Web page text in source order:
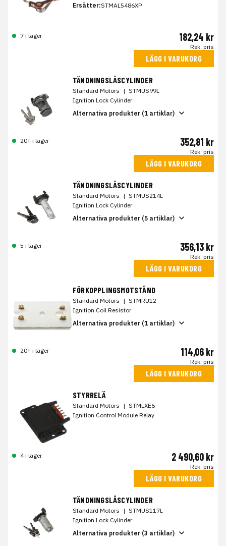
Ersätter:STMAL5486XP
7 i lager 182,24 kr
Rek. pris
LÄGG I VARUKORG
TÄNDNINGSLÅSCYLINDER
Standard Motors | STMUS99L
Ignition Lock Cylinder
Alternativa produkter (1 artiklar)
20+ i lager 352,81 kr
Rek. pris
LÄGG I VARUKORG
TÄNDNINGSLÅSCYLINDER
Standard Motors | STMUS214L
Ignition Lock Cylinder
Alternativa produkter (5 artiklar)
5 i lager 356,13 kr
Rek. pris
LÄGG I VARUKORG
FÖRKOPPLINGSMOTSTÅND
Standard Motors | STMRU12
Ignition Coil Resistor
Alternativa produkter (1 artiklar)
20+ i lager 114,06 kr
Rek. pris
LÄGG I VARUKORG
STYRRELÄ
Standard Motors | STMLXE6
Ignition Control Module Relay
4 i lager 2 490,60 kr
Rek. pris
LÄGG I VARUKORG
TÄNDNINGSLÅSCYLINDER
Standard Motors | STMUS117L
Ignition Lock Cylinder
Alternativa produkter (3 artiklar)